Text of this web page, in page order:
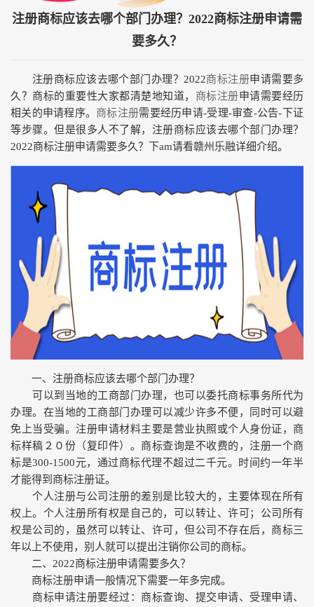
注册商标应该去哪个部门办理？2022商标注册申请需
要多久？
注册商标应该去哪个部门办理？2022商标注册申请需要多
久？商标的重要性大家都清楚地知道， 商标注册申请需要经历
相关的申请程序。 商标注册需要经历申请-受理-审查-公告-下证
等步骤。但是很多人不了解，注册商标应该去哪个部门办理？
2022商标注册申请需要多久？下am请看赣州乐融详细介绍。
一、注册商标应该去哪个部门办理？
可以到当地的工商部门办理，也可以委托商标事务所代为
办理。在当地的工商部门办理可以减少许多不便，同时可以避
免上当受骗。注册申请材料主要是营业执照或个人身份证，商
标样稿２０份（复印件）。商标查询是不收费的，注册一个商
标是300-1500元，通过商标代理不超过二千元。时间约一年半
才能得到商标注册证。
个人注册与公司注册的差别是比较大的，主要体现在所有
权上。个人注册所有权是自己的，可以转让、许可；公司所有
权是公司的，虽然可以转让、许可，但公司不存在后，商标三
年以上不使用，别人就可以提出注销你公司的商标。
二、2022商标注册申请需要多久？
商标注册申请一般情况下需要一年多完成。
商标申请注册要经过：商标查询、提交申请、受理申请、